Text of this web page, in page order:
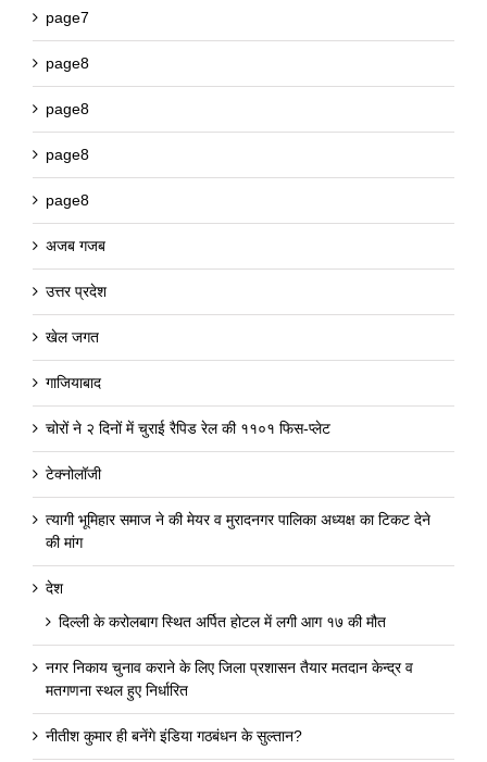
page7
page8
page8
page8
page8
अजब गजब
उत्तर प्रदेश
खेल जगत
गाजियाबाद
चोरों ने २ दिनों में चुराई रैपिड रेल की ११०१ फिस-प्लेट
टेक्नोलॉजी
त्यागी भूमिहार समाज ने की मेयर व मुरादनगर पालिका अध्यक्ष का टिकट देने
की मांग
देश
दिल्ली के करोलबाग स्थित अर्पित होटल में लगी आग १७ की मौत
नगर निकाय चुनाव कराने के लिए जिला प्रशासन तैयार मतदान केन्द्र व
मतगणना स्थल हुए निर्धारित
नीतीश कुमार ही बनेंगे इंडिया गठबंधन के सुल्तान?